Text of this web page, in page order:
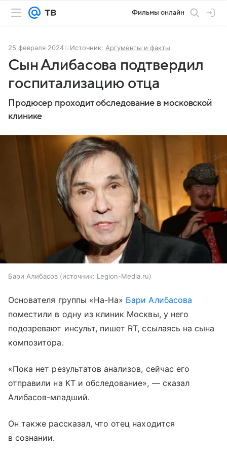
Фильмы онлайн
25 февраля 2024 Источник: Аргументы и факты
Сын Алибасова подтвердил
госпитализацию отца
Продюсер проходит обследование в московской
клинике
Бари Алибасов источник: Legion-Media.ru
Основателя группы «На-На» Бари Алибасова
поместили в одну из клиник Москвы, у него
подозревают инсульт, пишет RT, ссылаясь на сына
композитора.
«Пока нет результатов анализов, сейчас его
отправили на КТ и обследование», — сказал
Алибасов-младший.
Он также рассказал, что отец находится
в сознании.